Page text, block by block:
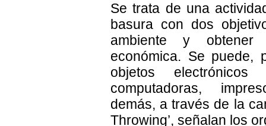
Se trata de una
basura con dos
ambiente y obtener
económica. Se puede,
objetos
computadoras,
demás, a través de la
Throwing’, señalan los